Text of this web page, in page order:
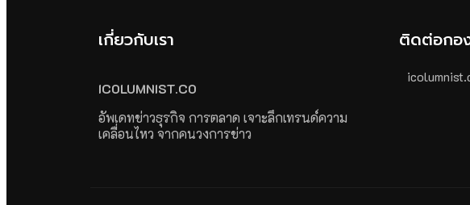
เกี่ยวกับเรา
ICOLUMNIST.CO
อัพเดทข่าวธุรกิจ การตลาด เจาะลึกเทรนด์ความ
เคลื่อนไหว จากคนวงการข่าว
ติดต่อกอ